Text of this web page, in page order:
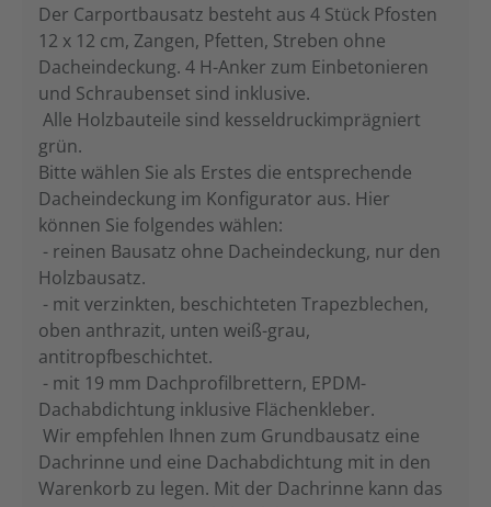
Der Carportbausatz besteht aus 4 Stück Pfosten
12 x 12 cm, Zangen, Pfetten, Streben ohne
Dacheindeckung. 4 H-Anker zum Einbetonieren
und Schraubenset sind inklusive.
Alle Holzbauteile sind kesseldruckimprägniert
grün.
Bitte wählen Sie als Erstes die entsprechende
Dacheindeckung im Konfigurator aus. Hier
können Sie folgendes wählen:
- reinen Bausatz ohne Dacheindeckung, nur den
Holzbausatz.
- mit verzinkten, beschichteten Trapezblechen,
oben anthrazit, unten weiß-grau,
antitropfbeschichtet.
- mit 19 mm Dachprofilbrettern, EPDM-
Dachabdichtung inklusive Flächenkleber.
Wir empfehlen Ihnen zum Grundbausatz eine
Dachrinne und eine Dachabdichtung mit in den
Warenkorb zu legen. Mit der Dachrinne kann das